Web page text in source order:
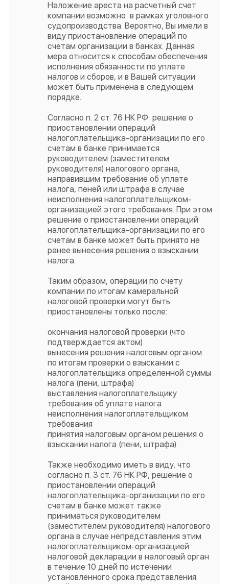
Наложение ареста на расчетный счет
компании возможно в рамках уголовного
судопроизводства. Вероятно, Вы имели в
виду приостановление операций по
счетам организации в банках. Данная
мера относится к способам обеспечения
исполнения обязанности по уплате
налогов и сборов, и в Вашей ситуации
может быть применена в следующем
порядке.
Согласно п. 2 ст. 76 НК РФ решение о
приостановлении операций
налогоплательщика-организации по его
счетам в банке принимается
руководителем (заместителем
руководителя) налогового органа,
направившим требование об уплате
налога, пеней или штрафа в случае
неисполнения налогоплательщиком-
организацией этого требования. При этом
решение о приостановлении операций
налогоплательщика-организации по его
счетам в банке может быть принято не
ранее вынесения решения о взыскании
налога.
Таким образом, операции по счету
компании по итогам камеральной
налоговой проверки могут быть
приостановлены только после:
окончания налоговой проверки (что
подтверждается актом)
вынесения решения налоговым органом
по итогам проверки о взыскании с
налогоплательщика определенной суммы
налога (пени, штрафа)
выставления налогоплательщику
требования об уплате налога
неисполнения налогоплательщиком
требования
принятия налоговым органом решения о
взыскании налога (пени, штрафа).
Также необходимо иметь в виду, что
согласно п. 3 ст. 76 НК РФ, решение о
приостановлении операций
налогоплательщика-организации по его
счетам в банке может также
приниматься руководителем
(заместителем руководителя) налогового
органа в случае непредставления этим
налогоплательщиком-организацией
налоговой декларации в налоговый орган
в течение 10 дней по истечении
установленного срока представления